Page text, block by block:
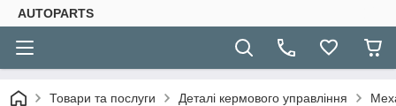
AUTOPARTS
Товари та послуги Деталі кермового управління